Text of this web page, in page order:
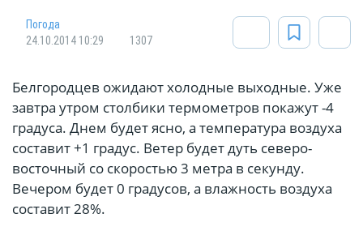
Погода
24.10.2014 10:29
1307
Белгородцев ожидают холодные выходные. Уже
завтра утром столбики термометров покажут -4
градуса. Днем будет ясно, а температура воздуха
составит +1 градус. Ветер будет дуть северо-
восточный со скоростью 3 метра в секунду.
Вечером будет 0 градусов, а влажность воздуха
составит 28%.